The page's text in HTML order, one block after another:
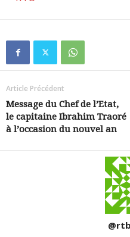
Article Précédent
Message du Chef de l’Etat,
le capitaine Ibrahim Traoré
à l’occasion du nouvel an